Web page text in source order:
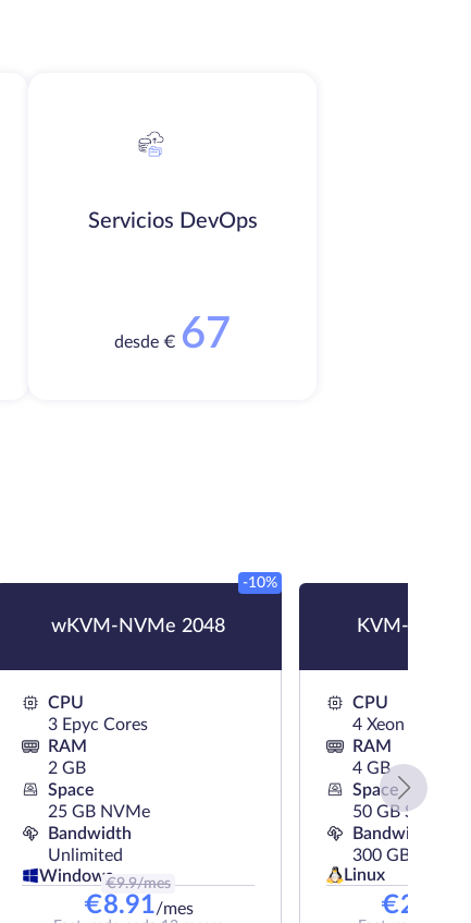
Servicios DevOps
desde € 67
wKVM-NVMe 2048
-10%
CPU
3 Epyc Cores
RAM
2 GB
Space
25 GB NVMe
Bandwidth
Unlimited
Windows€9.9/mes
€8.91/mes
KVM-SSD
CPU
4 Xeon Cores
RAM
4 GB
Space
50 GB SSD
Bandwidth
300 GB
Linux
€25.67